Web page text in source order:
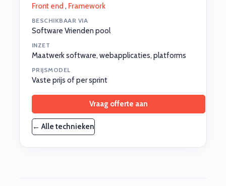
Front end , Framework
BESCHIKBAAR VIA
Software Vrienden pool
INZET
Maatwerk software, webapplicaties, platforms
PRIJSMODEL
Vaste prijs of per sprint
Vraag offerte aan
← Alle technieken